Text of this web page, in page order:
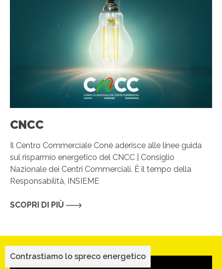
CNCC
Il Centro Commerciale Conè aderisce alle linee guida
sul risparmio energetico del CNCC | Consiglio
Nazionale dei Centri Commerciali. È il tempo della
Responsabilità, INSIEME
SCOPRI DI PIÙ
Contrastiamo lo spreco energetico